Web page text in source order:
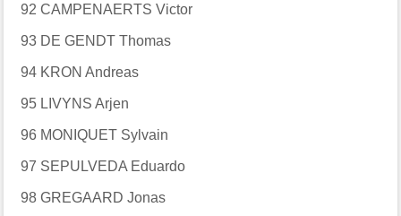
92 CAMPENAERTS Victor
93 DE GENDT Thomas
94 KRON Andreas
95 LIVYNS Arjen
96 MONIQUET Sylvain
97 SEPULVEDA Eduardo
98 GREGAARD Jonas